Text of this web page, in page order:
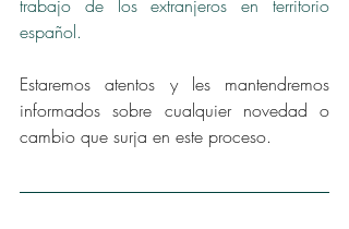
trabajo de los extranjeros en territorio
español.
Estaremos atentos y les mantendremos
informados sobre cualquier novedad o
cambio que surja en este proceso.